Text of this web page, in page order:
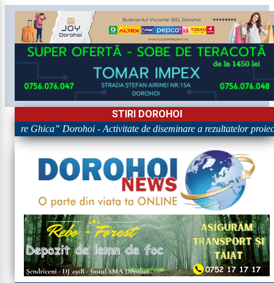
STIRI DOROHOI
Ghica” Dorohoi - Activitate de diseminare a rezultatelor